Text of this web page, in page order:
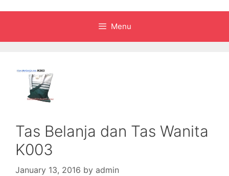
Menu
Tas Belanja dan Tas Wanita
K003
January 13, 2016 by admin